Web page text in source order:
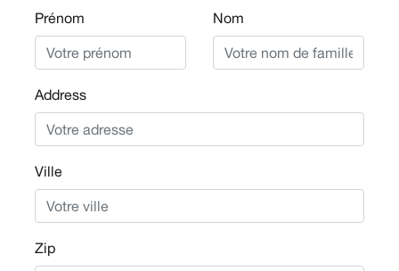
Prénom Nom
Address
Ville
Zip